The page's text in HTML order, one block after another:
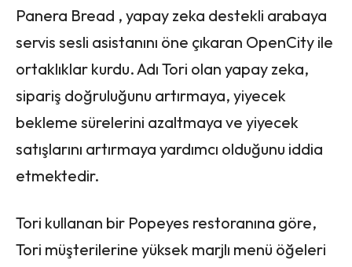
Panera Bread , yapay zeka destekli arabaya
servis sesli asistanını öne çıkaran OpenCity ile
ortaklıklar kurdu. Adı Tori olan yapay zeka,
sipariş doğruluğunu artırmaya, yiyecek
bekleme sürelerini azaltmaya ve yiyecek
satışlarını artırmaya yardımcı olduğunu iddia
etmektedir.
Tori kullanan bir Popeyes restoranına göre,
Tori müşterilerine yüksek marjlı menü öğeleri